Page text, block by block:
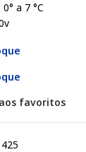
a 7 °C
favoritos